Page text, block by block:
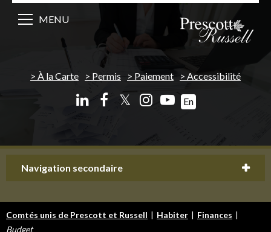
À la Carte Permis Paiement Accessibilité
𝕏 En
MENU
Navigation secondaire
Comtés unis de Prescott et Russell | Habiter | Finances |
Budget